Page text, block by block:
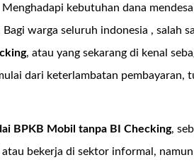
Menghadapi kebutuhan dana
warga seluruh indonesia , salah
, atau yang sekarang di kenal
dari keterlambatan pembayaran,
BPKB Mobil tanpa BI Checking,
bekerja di sektor informal,